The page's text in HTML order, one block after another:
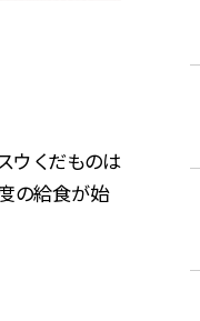
ウ くだものは
の給食が始